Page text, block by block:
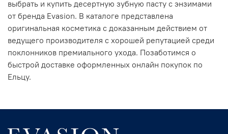
выбрать и купить десертную зубную пасту с энзимами
от бренда Evasion. В каталоге представлена
оригинальная косметика с доказанным действием от
ведущего производителя с хорошей репутацией среди
поклонников премиального ухода. Позаботимся о
быстрой доставке оформленных онлайн покупок по
Ельцу.